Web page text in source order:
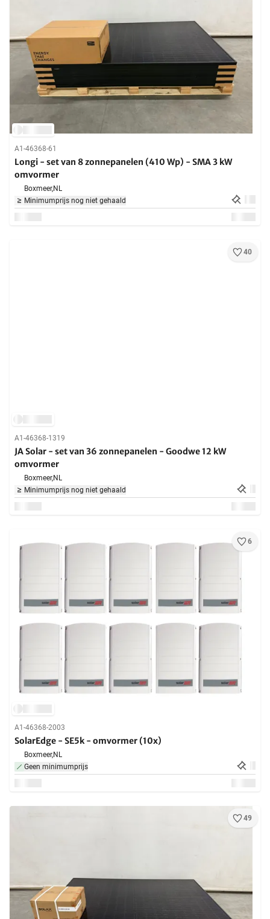
A1-46368-61
Longi - set van 8 zonnepanelen (410 Wp) - SMA 3 kW
omvormer
Boxmeer,NL
Minimumprijs nog niet gehaald
40
A1-46368-1319
JA Solar - set van 36 zonnepanelen - Goodwe 12 kW
omvormer
Boxmeer,NL
Minimumprijs nog niet gehaald
6
A1-46368-2003
SolarEdge - SE5k - omvormer (10x)
Boxmeer,NL
Geen minimumprijs
49